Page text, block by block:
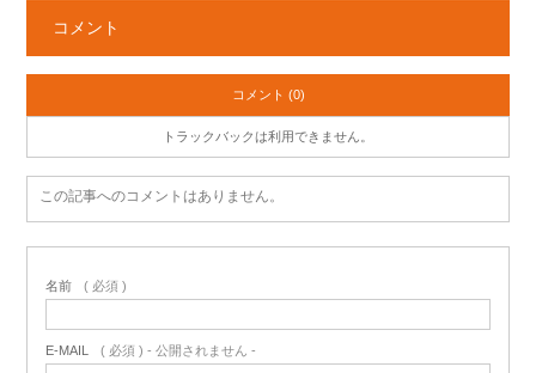
コメント
コメント (0)
トラックバックは利用できません。
この記事へのコメントはありません。
名前 ( 必須 )
E-MAIL ( 必須 ) - 公開されません -